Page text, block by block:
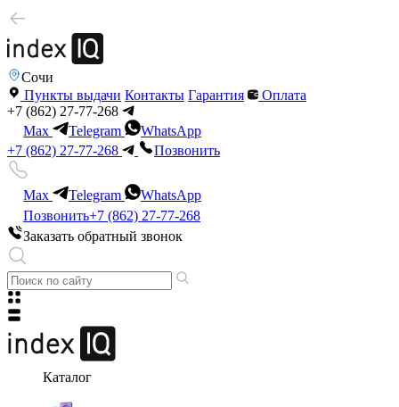
Сочи
Пункты выдачи Контакты Гарантия
Оплата
+7 (862) 27-77-268
Max
Telegram
WhatsApp
+7 (862) 27-77-268
Позвонить
Max Telegram
WhatsApp
Позвонить+7 (862) 27-77-268
Заказать обратный звонок
Каталог